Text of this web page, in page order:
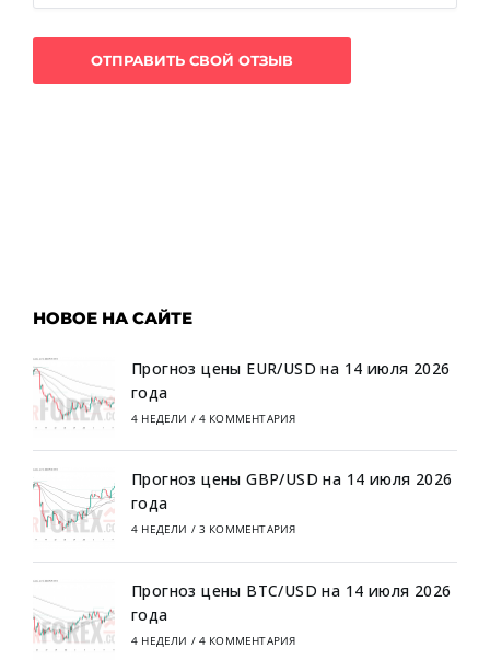
НОВОЕ НА САЙТЕ
Прогноз цены EUR/USD на 14 июля 2026
года
4 НЕДЕЛИ / 4 КОММЕНТАРИЯ
Прогноз цены GBP/USD на 14 июля 2026
года
4 НЕДЕЛИ / 3 КОММЕНТАРИЯ
Прогноз цены BTC/USD на 14 июля 2026
года
4 НЕДЕЛИ / 4 КОММЕНТАРИЯ